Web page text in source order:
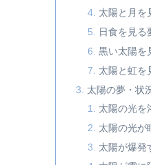
太陽と月を
日食を見る
黒い太陽を
太陽と虹を
太陽の夢・状
太陽の光を
太陽の光が
太陽が爆発